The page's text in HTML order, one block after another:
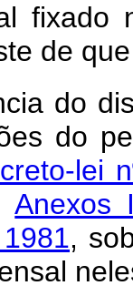
fixado
de
do
do
lei
Anexos
,